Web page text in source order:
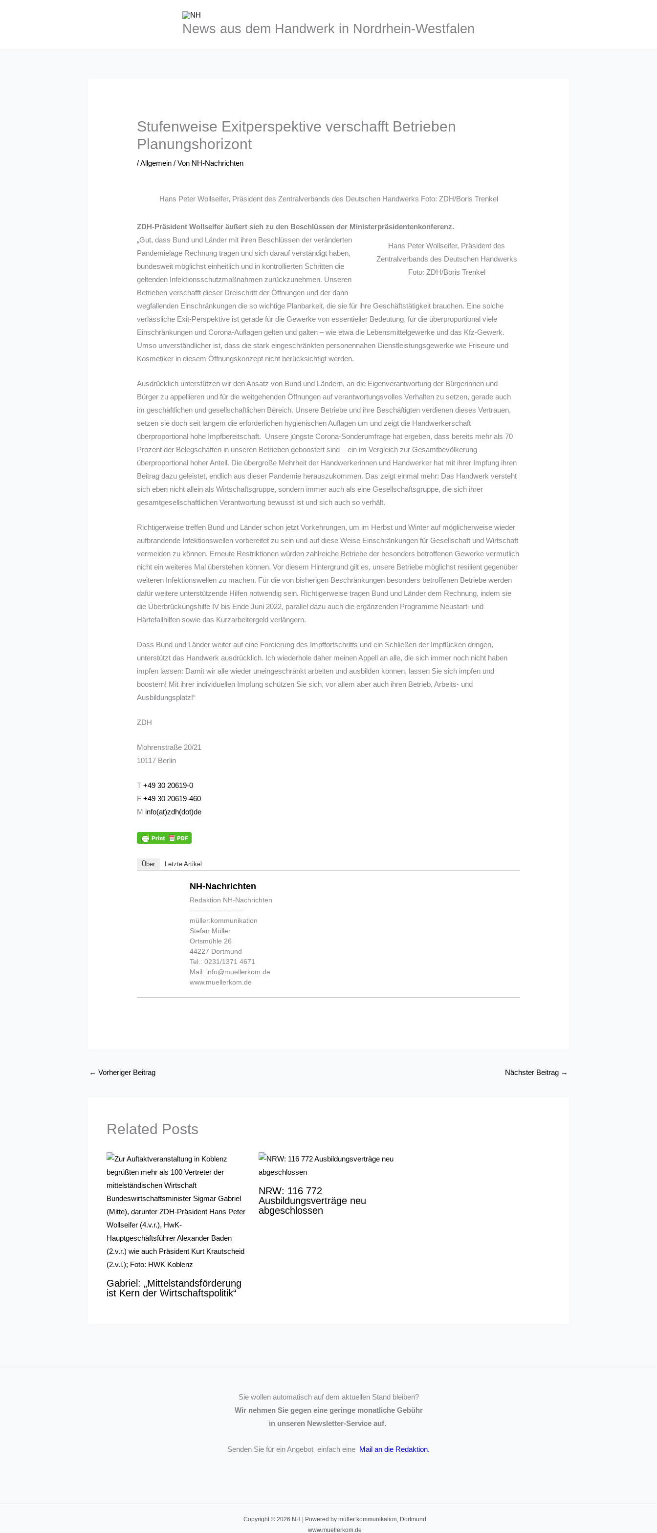
News aus dem Handwerk in Nordrhein-Westfalen
Stufenweise Exitperspektive verschafft Betrieben
Planungshorizont
/Allgemein / Von NH-Nachrichten
Hans Peter Wollseifer, Präsident des Zentralverbands des Deutschen Handwerks Foto: ZDH/Boris Trenkel
ZDH-Präsident Wollseifer äußert sich zu den Beschlüssen der Ministerpräsidentenkonferenz.
Hans Peter Wollseifer, Präsident des
Zentralverbands des Deutschen Handwerks
Foto: ZDH/Boris Trenkel
„Gut, dass Bund und Länder mit ihren Beschlüssen der veränderten
Pandemielage Rechnung tragen und sich darauf verständigt haben,
bundesweit möglichst einheitlich und in kontrollierten Schritten die
geltenden Infektionsschutzmaßnahmen zurückzunehmen. Unseren
Betrieben verschafft dieser Dreischritt der Öffnungen und der dann
wegfallenden Einschränkungen die so wichtige Planbarkeit, die sie für ihre Geschäftstätigkeit brauchen. Eine solche
verlässliche Exit-Perspektive ist gerade für die Gewerke von essentieller Bedeutung, für die überproportional viele
Einschränkungen und Corona-Auflagen gelten und galten – wie etwa die Lebensmittelgewerke und das Kfz-Gewerk.
Umso unverständlicher ist, dass die stark eingeschränkten personennahen Dienstleistungsgewerke wie Friseure und
Kosmetiker in diesem Öffnungskonzept nicht berücksichtigt werden.
Ausdrücklich unterstützen wir den Ansatz von Bund und Ländern, an die Eigenverantwortung der Bürgerinnen und
Bürger zu appellieren und für die weitgehenden Öffnungen auf verantwortungsvolles Verhalten zu setzen, gerade auch
im geschäftlichen und gesellschaftlichen Bereich. Unsere Betriebe und ihre Beschäftigten verdienen dieses Vertrauen,
setzen sie doch seit langem die erforderlichen hygienischen Auflagen um und zeigt die Handwerkerschaft
überproportional hohe Impfbereitschaft. Unsere jüngste Corona-Sonderumfrage hat ergeben, dass bereits mehr als 70
Prozent der Belegschaften in unseren Betrieben geboostert sind – ein im Vergleich zur Gesamtbevölkerung
überproportional hoher Anteil. Die übergroße Mehrheit der Handwerkerinnen und Handwerker hat mit ihrer Impfung ihren
Beitrag dazu geleistet, endlich aus dieser Pandemie herauszukommen. Das zeigt einmal mehr: Das Handwerk versteht
sich eben nicht allein als Wirtschaftsgruppe, sondern immer auch als eine Gesellschaftsgruppe, die sich ihrer
gesamtgesellschaftlichen Verantwortung bewusst ist und sich auch so verhält.
Richtigerweise treffen Bund und Länder schon jetzt Vorkehrungen, um im Herbst und Winter auf möglicherweise wieder
aufbrandende Infektionswellen vorbereitet zu sein und auf diese Weise Einschränkungen für Gesellschaft und Wirtschaft
vermeiden zu können. Erneute Restriktionen würden zahlreiche Betriebe der besonders betroffenen Gewerke vermutlich
nicht ein weiteres Mal überstehen können. Vor diesem Hintergrund gilt es, unsere Betriebe möglichst resilient gegenüber
weiteren Infektionswellen zu machen. Für die von bisherigen Beschränkungen besonders betroffenen Betriebe werden
dafür weitere unterstützende Hilfen notwendig sein. Richtigerweise tragen Bund und Länder dem Rechnung, indem sie
die Überbrückungshilfe IV bis Ende Juni 2022, parallel dazu auch die ergänzenden Programme Neustart- und
Härtefallhilfen sowie das Kurzarbeitergeld verlängern.
Dass Bund und Länder weiter auf eine Forcierung des Impffortschritts und ein Schließen der Impflücken dringen,
unterstützt das Handwerk ausdrücklich. Ich wiederhole daher meinen Appell an alle, die sich immer noch nicht haben
impfen lassen: Damit wir alle wieder uneingeschränkt arbeiten und ausbilden können, lassen Sie sich impfen und
boostern! Mit ihrer individuellen Impfung schützen Sie sich, vor allem aber auch ihren Betrieb, Arbeits- und
Ausbildungsplatz!“
ZDH
Mohrenstraße 20/21
10117 Berlin
T+49 30 20619-0
F+49 30 20619-460
M info(at)zdh(dot)de
Über Letzte Artikel
NH-Nachrichten
Redaktion NH-Nachrichten
----------------------
müller:kommunikation
Stefan Müller
Ortsmühle 26
44227 Dortmund
Tel.: 0231/1371 4671
Mail: info@muellerkom.de
www.muellerkom.de
← Vorheriger Beitrag Nächster Beitrag →
Related Posts
Gabriel: „Mittelstandsförderung
ist Kern der Wirtschaftspolitik“
NRW: 116 772
Ausbildungsverträge neu
abgeschlossen
Sie wollen automatisch auf dem aktuellen Stand bleiben?
Wir nehmen Sie gegen eine geringe monatliche Gebühr
in unseren Newsletter-Service auf.
Senden Sie für ein Angebot einfach eine Mail an die Redaktion.
Copyright © 2026 NH | Powered by müller:kommunikation, Dortmund
www.muellerkom.de